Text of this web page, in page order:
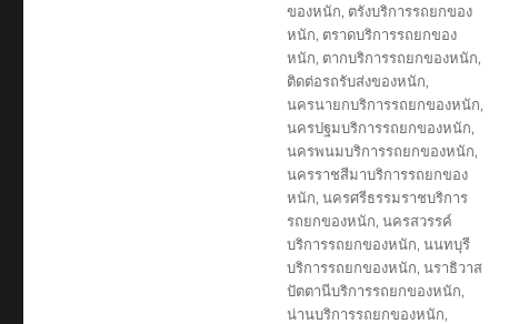
ของหนัก, ตรังบริการรถยกของ
หนัก, ตราดบริการรถยกของ
หนัก, ตากบริการรถยกของหนัก,
ติดต่อรถรับส่งของหนัก,
นครนายกบริการรถยกของหนัก,
นครปฐมบริการรถยกของหนัก,
นครพนมบริการรถยกของหนัก,
นครราชสีมาบริการรถยกของ
หนัก, นครศรีธรรมราชบริการ
รถยกของหนัก, นครสวรรค์
บริการรถยกของหนัก, นนทบุรี
บริการรถยกของหนัก, นราธิวาส
ปัตตานีบริการรถยกของหนัก,
น่านบริการรถยกของหนัก,